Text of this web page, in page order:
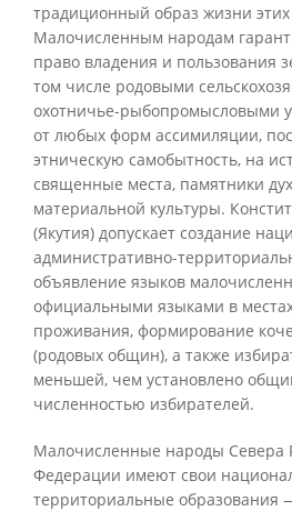
традиционный образ жизни
Малочисленным народам
право владения и пользования
том числе родовыми
охотничье-рыбопромысловыми
от любых форм ассимиляции,
этническую самобытность, на
священные места, памятники
материальной культуры.
(Якутия) допускает создание
административно-
объявление языков
официальными языками в
проживания, формирование
(родовых общин), а также
меньшей, чем установлено
численностью избирателей.
Малочисленные народы Севера
Федерации имеют свои
территориальные образования